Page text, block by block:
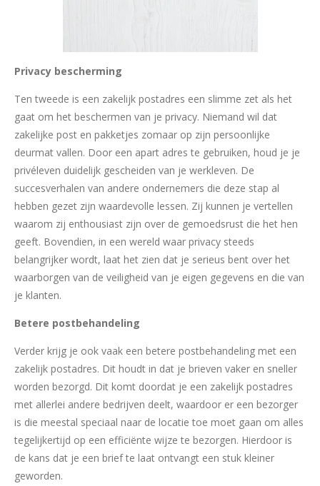
Privacy bescherming
Ten tweede is een zakelijk postadres een slimme zet als het
gaat om het beschermen van je privacy. Niemand wil dat
zakelijke post en pakketjes zomaar op zijn persoonlijke
deurmat vallen. Door een apart adres te gebruiken, houd je je
privéleven duidelijk gescheiden van je werkleven. De
succesverhalen van andere ondernemers die deze stap al
hebben gezet zijn waardevolle lessen. Zij kunnen je vertellen
waarom zij enthousiast zijn over de gemoedsrust die het hen
geeft. Bovendien, in een wereld waar privacy steeds
belangrijker wordt, laat het zien dat je serieus bent over het
waarborgen van de veiligheid van je eigen gegevens en die van
je klanten.
Betere postbehandeling
Verder krijg je ook vaak een betere postbehandeling met een
zakelijk postadres. Dit houdt in dat je brieven vaker en sneller
worden bezorgd. Dit komt doordat je een zakelijk postadres
met allerlei andere bedrijven deelt, waardoor er een bezorger
is die meestal speciaal naar de locatie toe moet gaan om alles
tegelijkertijd op een efficiënte wijze te bezorgen. Hierdoor is
de kans dat je een brief te laat ontvangt een stuk kleiner
geworden.